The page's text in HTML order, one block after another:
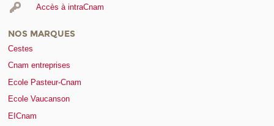
Accès à intraCnam
NOS MARQUES
Cestes
Cnam entreprises
Ecole Pasteur-Cnam
Ecole Vaucanson
EICnam